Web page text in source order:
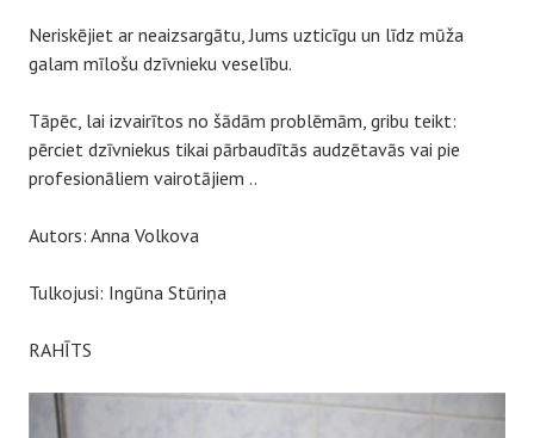
Neriskējiet ar neaizsargātu, Jums uzticīgu un līdz mūža
galam mīlošu dzīvnieku veselību.
Tāpēc, lai izvairītos no šādām problēmām, gribu teikt:
pērciet dzīvniekus tikai pārbaudītās audzētavās vai pie
profesionāliem vairotājiem ..
Autors: Anna Volkova
Tulkojusi: Ingūna Stūriņa
RAHĪTS